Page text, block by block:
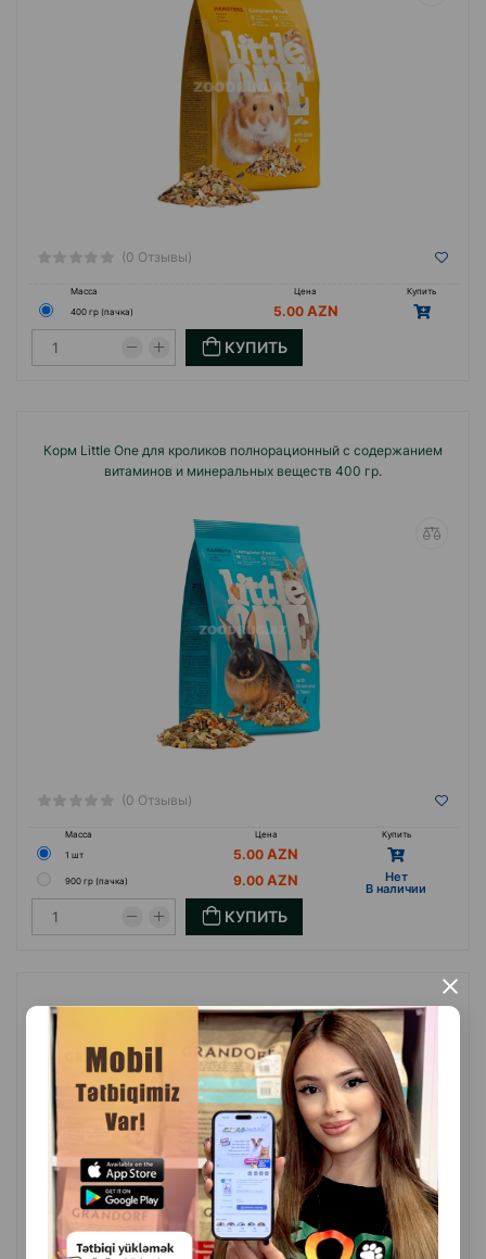
×
(0 Отзывы)
Масса Цена
Купить
400 гр (пачка)
5.00
КУПИТЬ
Корм Little One для кроликов полнорационный с содержанием
витаминов и минеральных веществ 400 гр.
(0 Отзывы)
Масса Цена
Купить
1 шт
5.00
900 гр (пачка) 9.00 Hет
B наличии
КУПИТЬ
Корм Little One для морских свинок полнорационный с
содержанием витаминов и минеральных веществ 400 гр.